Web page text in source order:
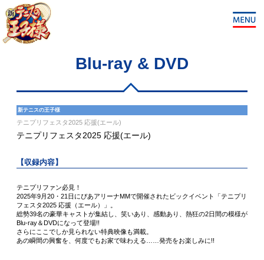
Blu-ray & DVD
新テニスの王子様
テニプリフェスタ2025 応援(エール)
テニプリフェスタ2025 応援(エール)
【収録内容】
テニプリファン必見！
2025年9月20・21日にぴあアリーナMMで開催されたビックイベント「テニプリ
フェスタ2025 応援（エール）」。
総勢39名の豪華キャストが集結し、笑いあり、感動あり、熱狂の2日間の模様が
Blu-ray＆DVDになって登場!!
さらにここでしか見られない特典映像も満載。
あの瞬間の興奮を、何度でもお家で味わえる……発売をお楽しみに!!